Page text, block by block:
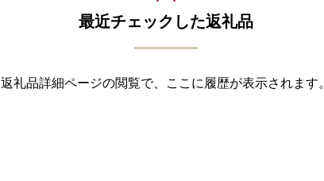
最近チェックした返礼品
返礼品詳細ページの閲覧で、ここに履歴が表示されます。